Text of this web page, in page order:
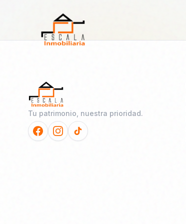
Tu patrimonio, nuestra prioridad.